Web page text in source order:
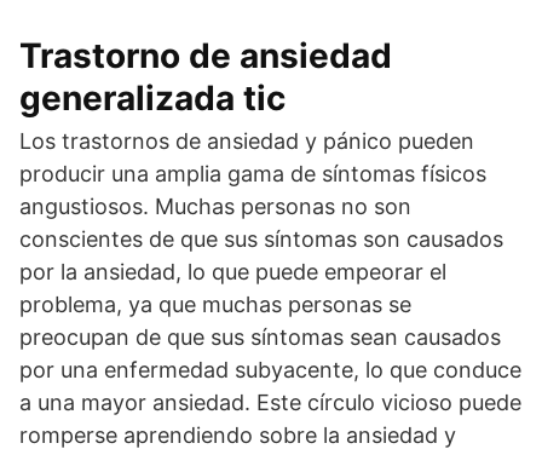
Trastorno de ansiedad
generalizada tic
Los trastornos de ansiedad y pánico pueden
producir una amplia gama de síntomas físicos
angustiosos. Muchas personas no son
conscientes de que sus síntomas son causados
por la ansiedad, lo que puede empeorar el
problema, ya que muchas personas se
preocupan de que sus síntomas sean causados
por una enfermedad subyacente, lo que conduce
a una mayor ansiedad. Este círculo vicioso puede
romperse aprendiendo sobre la ansiedad y